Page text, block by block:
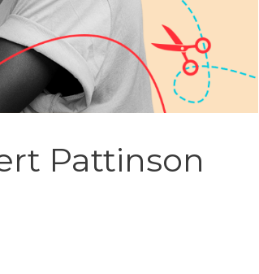
Pattinson